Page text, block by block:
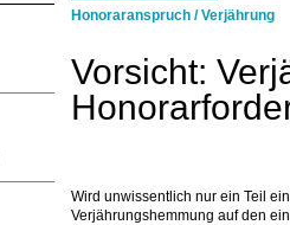
Honoraranspruch /Verjährung
Vorsicht:
Wird unwissentlich nur ein Teil
Verjährungshemmung auf den